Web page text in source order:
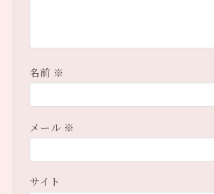
名前 ※
メール ※
サイト